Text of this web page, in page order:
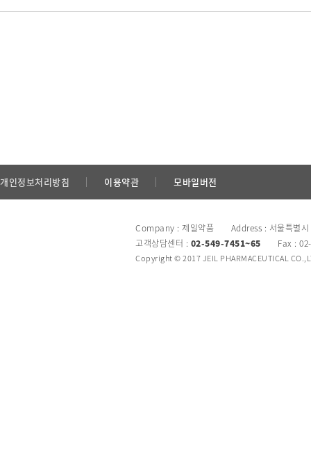
개인정보처리방침 이용약관 모바일버전
Company : 제일약품 Address : 서울특별시
고객상담센터 : 02-549-7451~65 Fax :
Copyright © 2017 JEIL PHARMACEUTICAL